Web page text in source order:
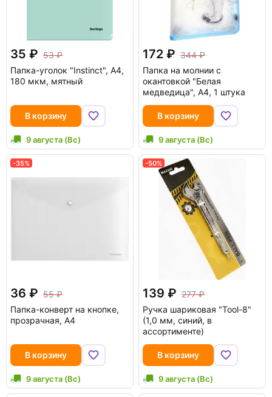
35
53
Папка-уголок "Instinct", А4,
180 мкм, мятный
В корзину
9 августа (Вс)
172
344
Папка на молнии с
окантовкой "Белая
медведица", А4, 1 штука
В корзину
9 августа (Вс)
-35%
36
55
Папка-конверт на кнопке,
прозрачная, А4
В корзину
9 августа (Вс)
-50%
139
277
Ручка шариковая "Tool-8"
(1,0 мм, синий, в
ассортименте)
В корзину
9 августа (Вс)